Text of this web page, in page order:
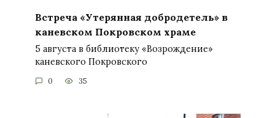
Встреча «Утерянная добродетель» в
каневском Покровском храме
5 августа в библиотеку «Возрождение»
каневского Покровского
0 35